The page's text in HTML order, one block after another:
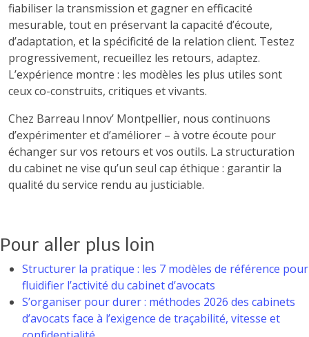
fiabiliser la transmission et gagner en efficacité
mesurable, tout en préservant la capacité d’écoute,
d’adaptation, et la spécificité de la relation client. Testez
progressivement, recueillez les retours, adaptez.
L’expérience montre : les modèles les plus utiles sont
ceux co-construits, critiques et vivants.
Chez Barreau Innov’ Montpellier, nous continuons
d’expérimenter et d’améliorer – à votre écoute pour
échanger sur vos retours et vos outils. La structuration
du cabinet ne vise qu’un seul cap éthique : garantir la
qualité du service rendu au justiciable.
Pour aller plus loin
Structurer la pratique : les 7 modèles de référence pour
fluidifier l’activité du cabinet d’avocats
S’organiser pour durer : méthodes 2026 des cabinets
d’avocats face à l’exigence de traçabilité, vitesse et